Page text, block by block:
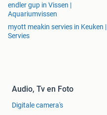
endler gup in Vissen |
Aquariumvissen
myott meakin servies in Keuken |
Servies
Audio, Tv en Foto
Digitale camera's